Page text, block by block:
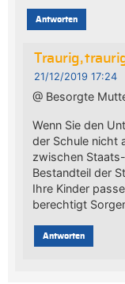
Antworten
Traurig,
21/12/2019 17:24
@ Besorgte
Wenn Sie den
der Schule nicht
zwischen
Bestandteil der
Ihre Kinder
berechtigt
Antworten